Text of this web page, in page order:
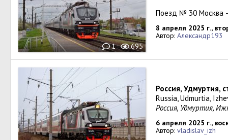
1 695
Поезд № 30 Москва
8 апреля 2025 г.,
Автор: Александр193
Россия, Удмуртия,
Russia, Udmurtia,
Россия, Удмуртия,
6 апреля 2025 г.,
Автор: vladislav_izh